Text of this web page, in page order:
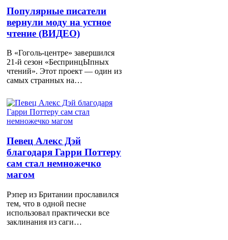
Популярные писатели
вернули моду на устное
чтение (ВИДЕО)
В «Гоголь-центре» завершился
21-й сезон «БеспринцЫпных
чтений». Этот проект — один из
самых странных на…
Певец Алекс Дэй
благодаря Гарри Поттеру
сам стал немножечко
магом
Рэпер из Британии прославился
тем, что в одной песне
использовал практически все
заклинания из саги…